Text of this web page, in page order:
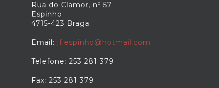
Rua do Clamor, nº 57
Espinho
4715-423 Braga
Email: jf.espinho@hotmail.com
Telefone: 253 281 379
Fax: 253 281 379